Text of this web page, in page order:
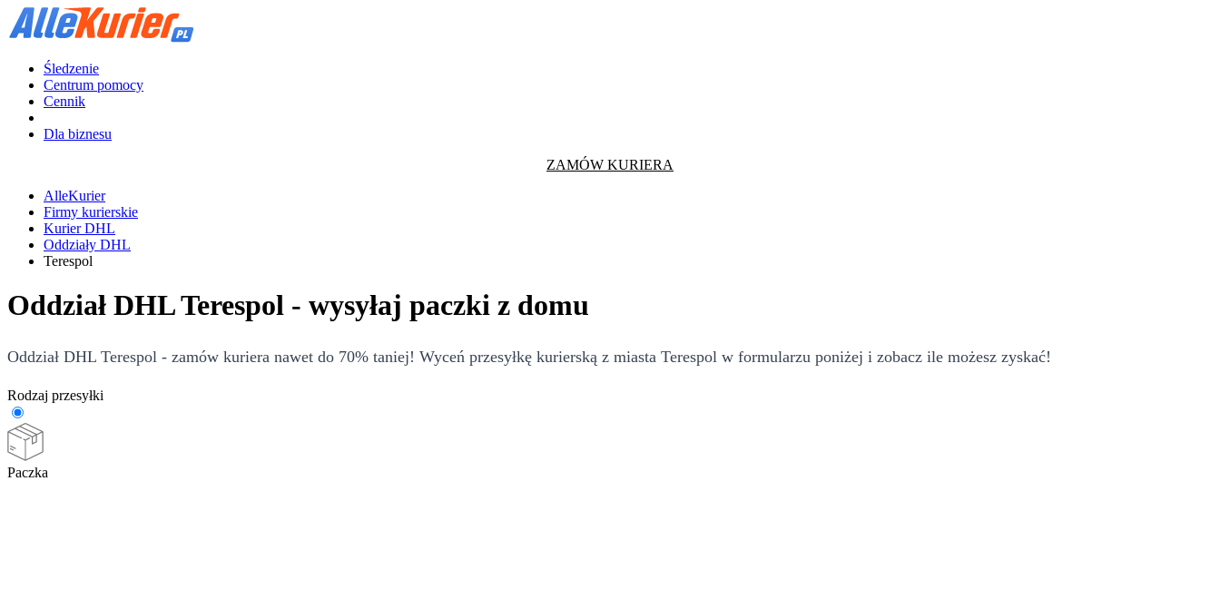
Śledzenie
Centrum pomocy
Cennik
Dla biznesu
ZAMÓW KURIERA
AlleKurier
Firmy kurierskie
Kurier DHL
Oddziały DHL
Terespol
Oddział DHL Terespol - wysyłaj paczki z domu
Oddział DHL Terespol - zamów kuriera nawet do 70% taniej! Wyceń przesyłkę kurierską z miasta Terespol w formularzu poniżej i zobacz ile możesz zyskać!
Rodzaj przesyłki
Paczka